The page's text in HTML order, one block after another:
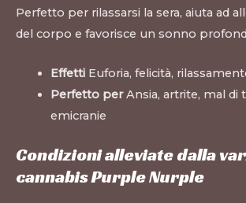
Perfetto per rilassarsi la sera, aiuta ad
del corpo e favorisce un sonno
EffettiEuforia, felicità,
Perfetto perAnsia, artrite, mal di
emicranie
Condizioni alleviate dalla
cannabis Purple Nurple